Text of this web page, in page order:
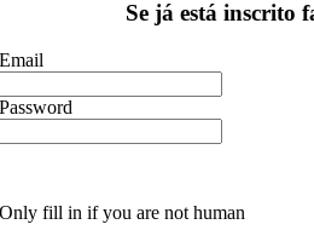
Se já está inscrito
Email
Password
Only fill in if you are not human